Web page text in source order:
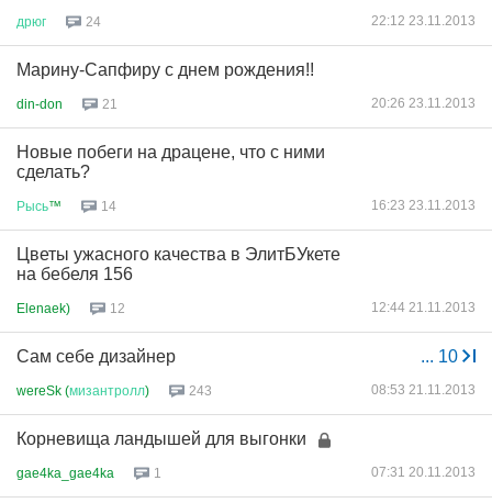
дрюг 24 22:12 23.11.2013
Марину-Сапфиру с днем рождения!!
din-don 21 20:26 23.11.2013
Новые побеги на драцене, что с ними
сделать?
Рысь™ 14 16:23 23.11.2013
Цветы ужасного качества в ЭлитБУкете
на бебеля 156
Elenaek) 12 12:44 21.11.2013
... 10
Сам себе дизайнер
wereSk (мизантролл) 243 08:53 21.11.2013
Корневища ландышей для выгонки
gae4ka_gae4ka 1 07:31 20.11.2013